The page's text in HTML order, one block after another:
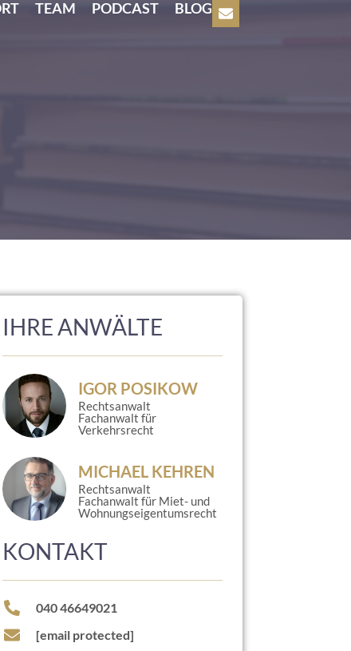
TEAM PODCAST BLOG
IHRE ANWÄLTE
IGOR POSIKOW
Rechtsanwalt
Fachanwalt für
Verkehrsrecht
MICHAEL KEHREN
Rechtsanwalt
Fachanwalt für Miet- und
Wohnungseigentumsrecht
KONTAKT
040 46649021
[email protected]